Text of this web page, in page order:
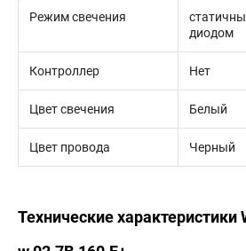
Режим свечения
диодом
Контроллер Нет
Цвет свечения Белый
Цвет провода Черный
Технические характеристики